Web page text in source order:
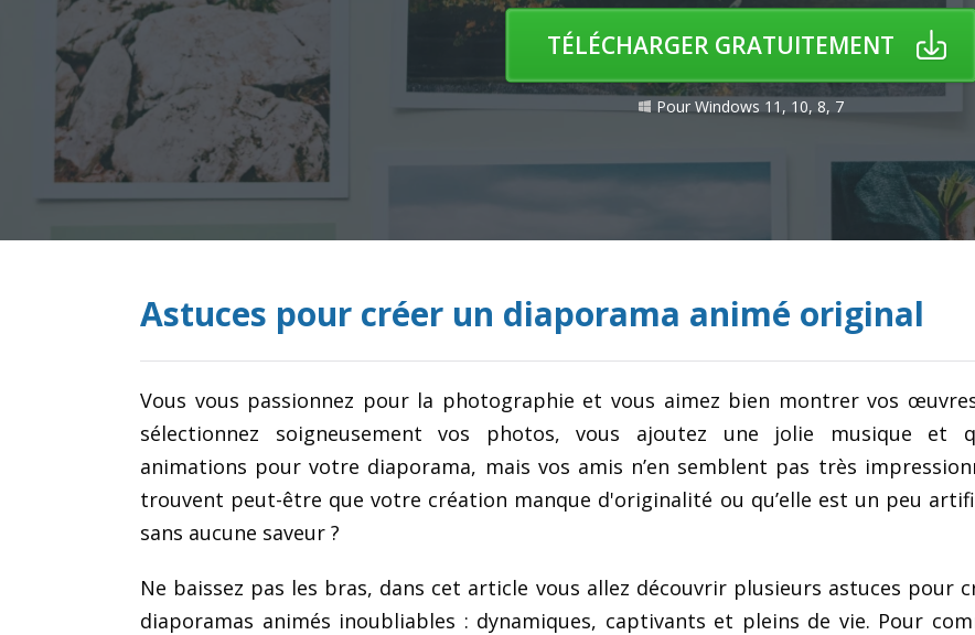
TÉLÉCHARGER GRATUITEMENT
Pour Windows 11, 10, 8, 7
Astuces pour créer un diaporama animé original
Vous vous passionnez pour la photographie et vous aimez bien montrer vos
sélectionnez soigneusement vos photos, vous ajoutez une jolie musique et
animations pour votre diaporama, mais vos amis n’en semblent pas très
trouvent peut-être que votre création manque d'originalité ou qu’elle est un peu
sans aucune saveur ?
Ne baissez pas les bras, dans cet article vous allez découvrir plusieurs astuces pour
diaporamas animés inoubliables : dynamiques, captivants et pleins de vie. Pour